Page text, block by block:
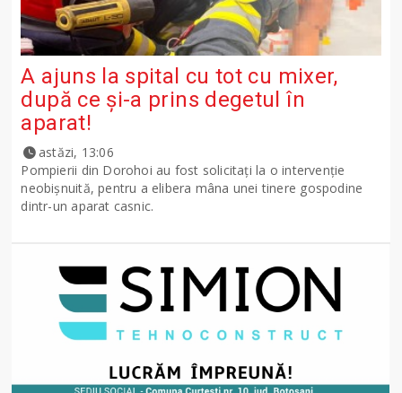
A ajuns la spital cu tot cu mixer,
după ce și-a prins degetul în
aparat!
astăzi, 13:06
Pompierii din Dorohoi au fost solicitați la o intervenție
neobișnuită, pentru a elibera mâna unei tinere gospodine
dintr-un aparat casnic.